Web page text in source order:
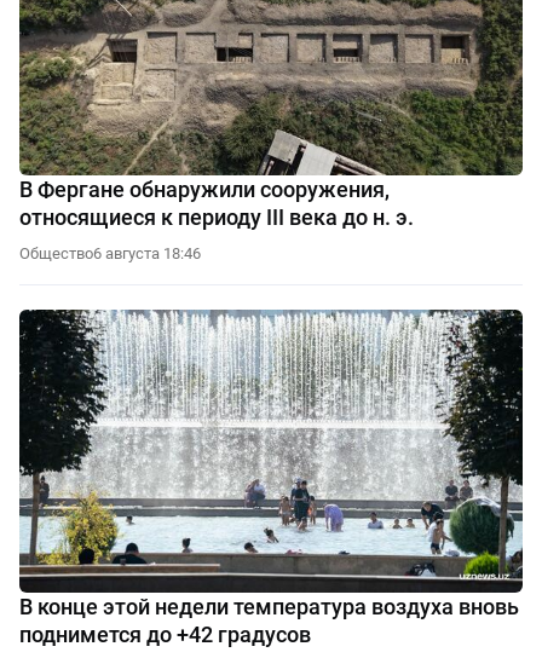
В Фергане обнаружили сооружения,
относящиеся к периоду III века до н. э.
Общество6 августа 18:46
В конце этой недели температура воздуха вновь
поднимется до +42 градусов